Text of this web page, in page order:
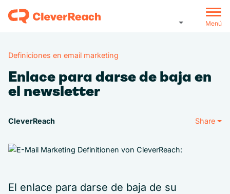
Menú
Definiciones en email marketing
Enlace para darse de baja en
el newsletter
CleverReach Share
El enlace para darse de baja de su